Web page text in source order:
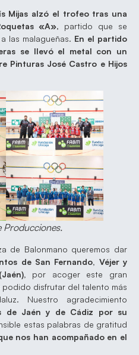
Mijas alzó el trofeo tras una
«A», partido que se
las malagueñas. En el partido
se llevó el metal con un
Pinturas José Castro e Hijos
Producciones.
de Balonmano queremos dar
de San Fernando, Véjer y
por acoger este gran
disfrutar del talento más
Nuestro agradecimiento
de Jaén y de Cádiz por su
estas palabras de gratitud
nos han acompañado en el